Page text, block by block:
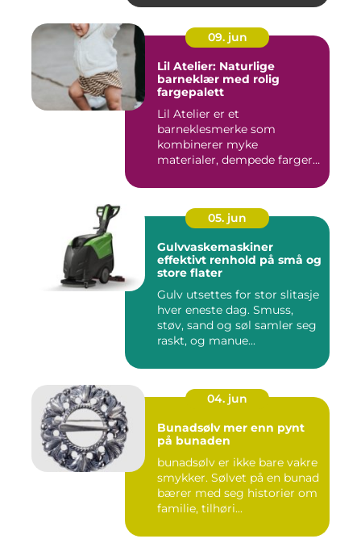
09. jun
Lil Atelier: Naturlige
barneklær med rolig
fargepalett
Lil Atelier er et
barneklesmerke som
kombinerer myke
materialer, dempede farger
05. jun
Gulvvaskemaskiner
effektivt renhold på små og
store flater
Gulv utsettes for stor slitasje
hver eneste dag. Smuss,
støv, sand og søl samler seg
raskt, og manue...
04. jun
Bunadsølv mer enn pynt
på bunaden
bunadsølv er ikke bare vakre
smykker. Sølvet på en bunad
bærer med seg historier om
familie, tilhøri...